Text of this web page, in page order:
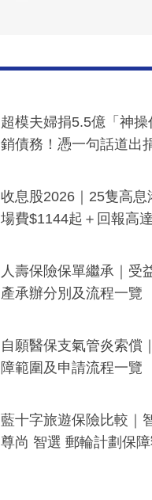
超模夫婦捐5.5億「神操
銷債務！憑一句話道出
一度被誤當詐騙手段
收息股2026｜25隻高息
場費$1144起＋回報高
人壽保險保單繼承｜受
產承辦分別及流程一覽
自願醫保支氣管炎索償
障範圍及申請流程一覽
藍十字旅遊保險比較｜
尊尚 智選 郵輪計劃保